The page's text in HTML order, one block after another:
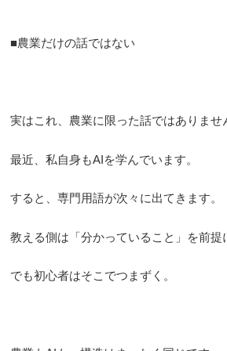
■農業だけの話ではない
実はこれ、農業に限った話ではありませ
最近、私自身もAIを学んでいます。
すると、専門用語が次々に出てきます。
教える側は「分かっていること」を前提
でも初心者はそこでつまずく。